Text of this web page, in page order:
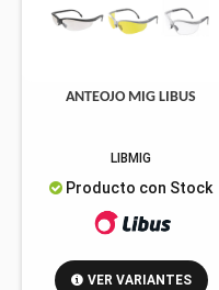
ANTEOJO MIG LIBUS
LIBMIG
Producto con Stock
VER VARIANTES